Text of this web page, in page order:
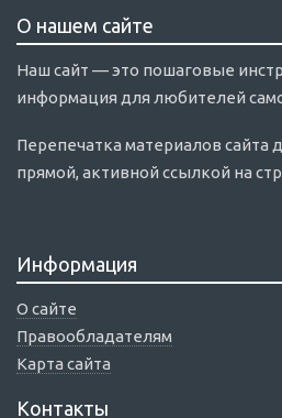
О нашем сайте
Наш сайт — это пошаговые
информация для любителей
Перепечатка материалов сайта
прямой, активной ссылкой на
Информация
О сайте
Правообладателям
Карта сайта
Контакты